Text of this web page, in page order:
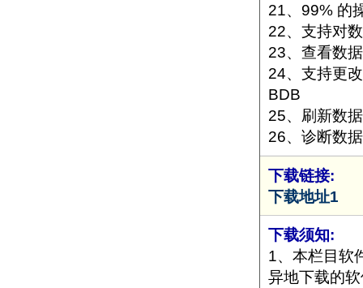
21、99% 的
22、支持对
23、查看数
24、支持更
BDB
25、刷新数
26、诊断数
下载链接:
下载地址1
下载须知:
1、本栏目软
异地下载的